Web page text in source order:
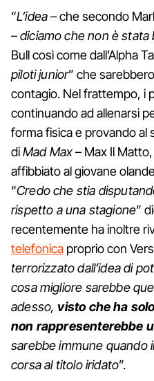
“L’idea– che secondo
–diciamo che non è stata
Bull così come dall’Alpha
piloti junior” che
contagio. Nel frattempo, i
continuando ad allenarsi
forma fisica e provando al
diMad Max– Max Il
affibbiato al giovane
“Credo che stia
rispetto a una stagione”
recentemente ha inoltre
telefonica proprio con
terrorizzato dall’idea di
cosa migliore sarebbe
adesso, visto che ha
non rappresenterebbe
sarebbe immune quando
corsa al titolo iridato”.